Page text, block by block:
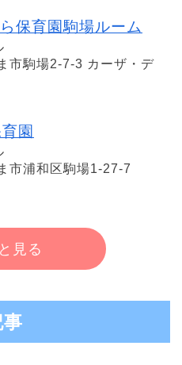
保育園駒場ルーム
市駒場2-7-3 カーザ・デ
園
市浦和区駒場1-27-7
見る